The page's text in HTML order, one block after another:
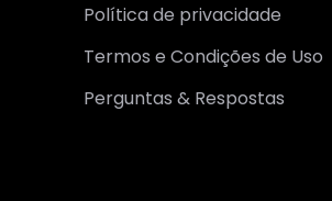
Política de privacidade
Termos e Condições de Uso
Perguntas & Respostas